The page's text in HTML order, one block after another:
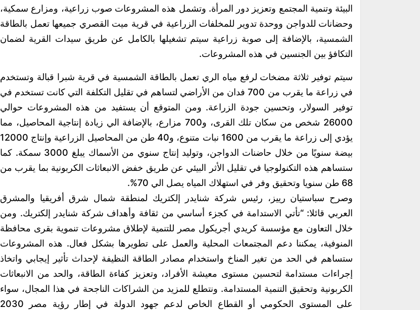
البيئة وتنمية المجتمع وتعزيز دور المرأة. وتشمل هذه المشروعات صوب زراعية، ومزارع سمكية،
وحضانات للدواجن ووحدة تدوير للمخلفات الزراعية في قرية ميت القصري جميعها تعمل بالطاقة
الشمسية، بالإضافة إلى صوبة زراعية سيتم تشغيلها بالكامل عن طريق سيدات القرية لضمان
التكافؤ بين الجنسين في هذه المشروعات.
سيتم توفير ثلاثة مضخات لرفع مياه الري تعمل بالطاقة الشمسية في قرية شبرا قبالة وتستخدم
في زراعة ما يقرب من 700 فدان من الأراضي لتساهم في تقليل التكلفة التي كانت تستخدم في
توفير السولار، وتحسين جودة الزراعة. ومن المتوقع أن يستفيد من هذه المشروعات حوالي
26000 شخص من سكان تلك القرى، و700 مزارع، بالإضافة الي زيادة إنتاجية المحاصيل، مما
يؤدي إلى زراعة ما يقرب من 1600 نبات متنوع، و40 طن من المحاصيل الزراعية وإنتاج 12000
بيضة سنويًا من خلال حاضنات الدواجن، وتوليد إنتاج سنوي من الأسماك يبلغ 3000 سمكة. كما
ستساهم هذه التكنولوجيا في تقليل الأثر البيئي عن طريق خفض الانبعاثات الكربونية بما يقرب من
68 طن سنويا وتحقيق وفر في استهلاك المياه يصل الي 70%.
وصرح سباستيان رييز، رئيس شركة شنايدر إلكتريك لمنطقة شمال شرق أفريقيا والمشرق
العربي قائلا: “تأتي الاستدامة في كجزء أساسي من ثقافة وأهداف شركة شنايدر إلكتريك. ومن
خلال التعاون مع مؤسسة كريدي أجريكول مصر للتنمية لإطلاق مشروعات تنموية بقرى محافظة
المنوفية، يمكننا دعم المجتمعات المحلية والعمل على تطويرها بشكل فعال. هذه المشروعات
ستساهم في الحد من تغير المناخ واستخدام مصادر الطاقة النظيفة لإحداث تأثير إيجابي واتخاذ
إجراءات مستدامة لتحسين مستوى معيشة الأفراد، وتعزيز كفاءة الطاقة، والحد من الانبعاثات
الكربونية وتحقيق التنمية المستدامة. ونتطلع للمزيد من الشراكات الناجحة في هذا المجال، سواء
على المستوى الحكومي أو القطاع الخاص لدعم جهود الدولة في إطار رؤية مصر 2030